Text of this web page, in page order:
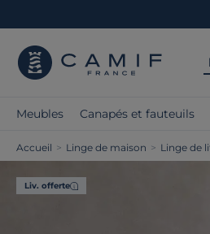
Meubles Canapés et fauteuils
Accueil > Linge de maison > Linge de
Liv. offerte